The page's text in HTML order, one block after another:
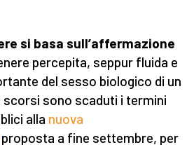
si basa sull’affermazione
percepita, seppur fluida e
del sesso biologico di un
scorsi sono scaduti i termini
alla nuova
proposta a fine settembre, per